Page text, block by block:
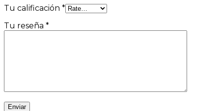
Tu calificación *
Tu reseña *